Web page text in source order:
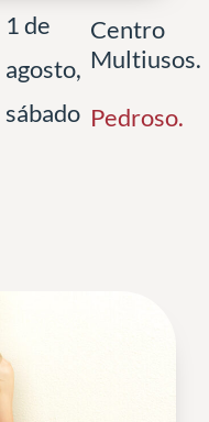
1 de
agosto,
sábado
Centro
Multiusos.
Pedroso.